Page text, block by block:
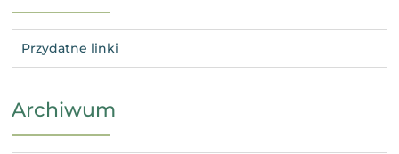
Przydatne linki
Archiwum